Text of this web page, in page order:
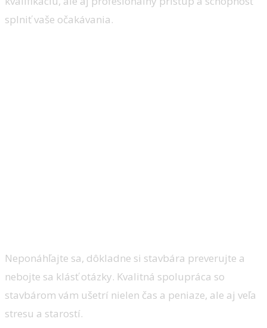
splniť vaše očakávania.
Neponáhľajte sa, dôkladne si stavbára preverujte a
nebojte sa klásť otázky. Kvalitná spolupráca so
stavbárom vám ušetrí nielen čas a peniaze, ale aj veľa
stresu a starostí.